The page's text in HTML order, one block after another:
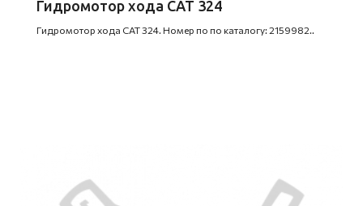
Гидромотор хода CAT 324
Гидромотор хода CAT 324. Номер по по каталогу: 2159982..